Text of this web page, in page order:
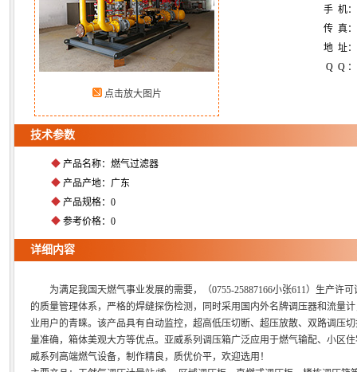
点击放大图片
手 机：
传 真
地 址：
Q Q ：
技术参数
◆ 产品名称：燃气过滤器
◆ 产品产地：广东
◆ 产品规格：0
◆ 参考价格：0
详细内容
为满足我国天燃气事业发展的需要，（0755-25887166小张611）生产许
的质量管理体系，严格的焊缝探伤检测，同时采用国内外名牌调压器和流量
业用户的青睐。该产品具有自动监控，超高低压切断、超压放散、双路调压
量准确，箱体美观大方等优点。亚威系列调压箱广泛应用于燃气输配、小区
威系列高端燃气设备，制作精良，质优价平，欢迎选用！